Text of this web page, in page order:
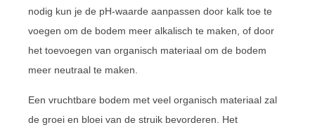
nodig kun je de pH-waarde aanpassen door kalk toe te
voegen om de bodem meer alkalisch te maken, of door
het toevoegen van organisch materiaal om de bodem
meer neutraal te maken.
Een vruchtbare bodem met veel organisch materiaal zal
de groei en bloei van de struik bevorderen. Het